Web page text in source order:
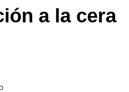
a la cera